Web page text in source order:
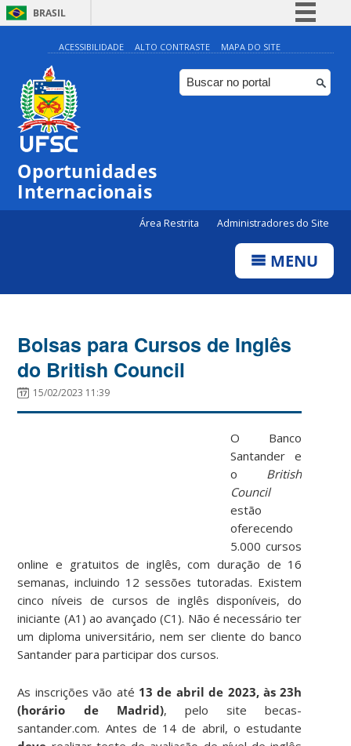
BRASIL
Simplifique!
Comunica BR
Participe
ACESSIBILIDADE ALTO CONTRASTE MAPA DO SITE
Oportunidades
Internacionais
Área Restrita Administradores do Site
MENU
Bolsas para Cursos de Inglês
do British Council
15/02/2023 11:39
O Banco
Santander e
o British
Council
estão
oferecendo
5.000 cursos
online e gratuitos de inglês, com duração de 16
semanas, incluindo 12 sessões tutoradas. Existem
cinco níveis de cursos de inglês disponíveis, do
iniciante (A1) ao avançado (C1). Não é necessário ter
um diploma universitário, nem ser cliente do banco
Santander para participar dos cursos.
As inscrições vão até 13 de abril de 2023, às 23h
(horário de Madrid), pelo sitebecas-
santander.com. Antes de 14 de abril, o estudante